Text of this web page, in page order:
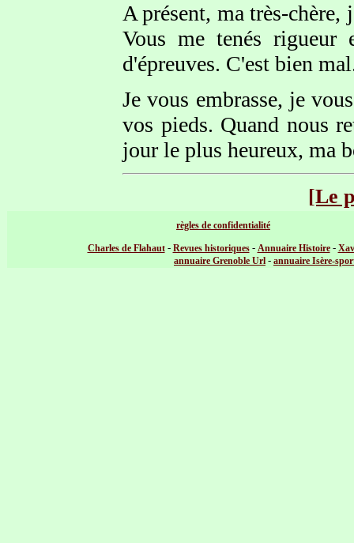
A présent, ma très-chère,
Vous me tenés rigueur
d'épreuves. C'est bien
Je vous embrasse, je
vos pieds. Quand nous
jour le plus heureux, ma
[Le
règles de confidentialité
Charles de Flahaut- Revues historiques- Annuaire Histoire-
annuaire Grenoble Url - annuaire Isère-